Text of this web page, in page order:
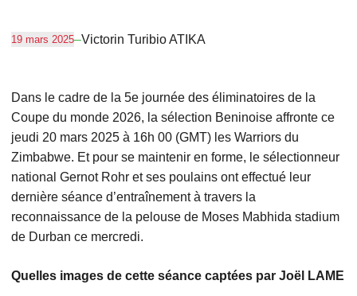
19 mars 2025–Victorin Turibio ATIKA
Dans le cadre de la 5e journée des éliminatoires de la
Coupe du monde 2026, la sélection Beninoise affronte ce
jeudi 20 mars 2025 à 16h 00 (GMT) les Warriors du
Zimbabwe. Et pour se maintenir en forme, le sélectionneur
national Gernot Rohr et ses poulains ont effectué leur
dernière séance d’entraînement à travers la
reconnaissance de la pelouse de Moses Mabhida stadium
de Durban ce mercredi.
Quelles images de cette séance captées par Joël LAME